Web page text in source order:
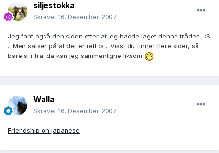
siljestokka
Skrevet 16. Desember 2007
Jeg fant også den siden etter at jeg hadde laget denne tråden.. :S
.. Men satser på at det er rett :s .. Visst du finner flere sider, så
bare si i fra. da kan jeg sammenligne liksom
Walla
Skrevet 16. Desember 2007
Friendship on japanese